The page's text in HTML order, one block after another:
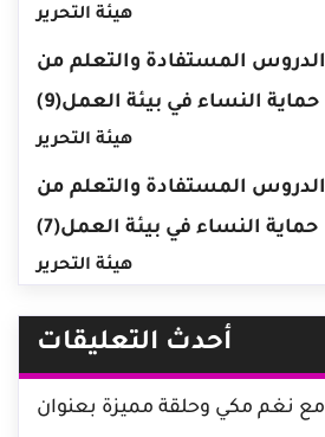
هيئة التحرير
الدروس المستفادة والتعلم من
حماية النساء في بيئة العمل(9)
هيئة التحرير
الدروس المستفادة والتعلم من
حماية النساء في بيئة العمل(7)
هيئة التحرير
أحدث التعليقات
مع نغم مكي وحلقة مميزة بعنوان